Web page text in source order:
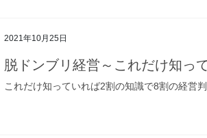
2021年10月25日
脱ドンブリ経営～これだけ知っ
これだけ知っていれば2割の知識で8割の経営